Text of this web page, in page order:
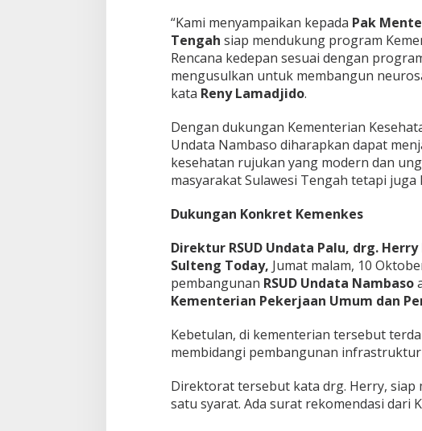
“Kami menyampaikan kepada Pak
Tengah siap mendukung program
Rencana kedepan sesuai dengan
mengusulkan untuk membangun
kata Reny Lamadjido.
Dengan dukungan Kementerian
Undata Nambaso diharapkan dapat
kesehatan rujukan yang modern dan
masyarakat Sulawesi Tengah tetapi juga
Dukungan Konkret Kemenkes
Direktur RSUD Undata Palu, drg.
Sulteng Today, Jumat malam, 10
pembangunan RSUD Undata Nambaso
Kementerian Pekerjaan Umum dan
Kebetulan, di kementerian tersebut
membidangi pembangunan
Direktorat tersebut kata drg. Herry, siap
satu syarat. Ada surat rekomendasi dari